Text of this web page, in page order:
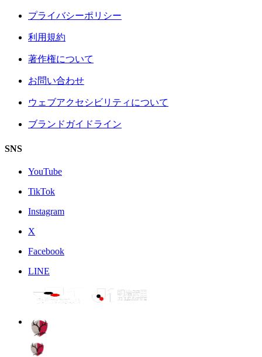
プライバシーポリシー
利用規約
著作権について
お問い合わせ
ウェブアクセシビリティについて
ブランドガイドライン
SNS
YouTube
TikTok
Instagram
X
Facebook
LINE